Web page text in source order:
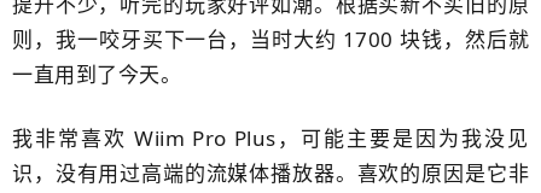
则，我一咬牙买下一台，当时大约 1700 块钱，然后就
一直用到了今天。
我非常喜欢 Wiim Pro Plus，可能主要是因为我没见
识，没有用过高端的流媒体播放器。喜欢的原因是它非